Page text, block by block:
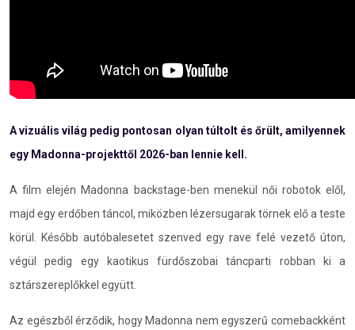
A vizuális világ pedig pontosan olyan túltolt és őrült, amilyennek
egy Madonna-projekttől 2026-ban lennie kell.
A film elején Madonna backstage-ben menekül női robotok elől,
majd egy erdőben táncol, miközben lézersugarak törnek elő a teste
körül. Később autóbalesetet szenved egy rave felé vezető úton,
végül pedig egy kaotikus fürdőszobai táncparti robban ki a
sztárszereplőkkel együtt.
Az egészből érződik, hogy Madonna nem egyszerű comebackként